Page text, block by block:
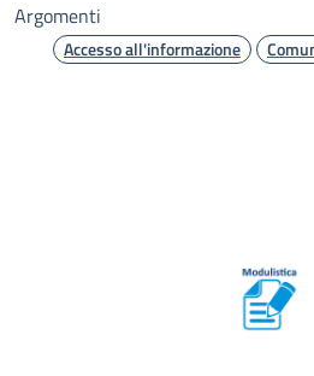
Argomenti
Accesso all'informazione